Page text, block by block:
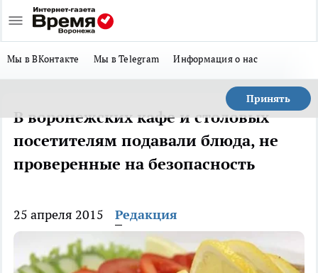
Мы в ВКонтакте Мы в Telegram Информация о нас
Принять
В воронежских кафе и столовых
посетителям подавали блюда, не
проверенные на безопасность
25 апреля 2015 Редакция